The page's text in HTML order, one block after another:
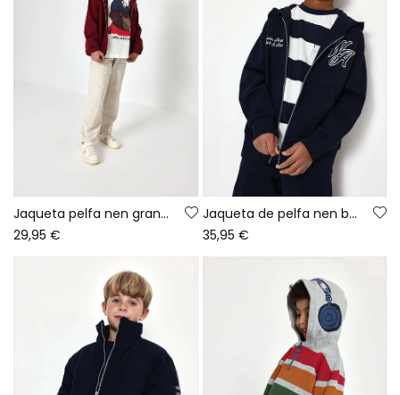
Jaqueta pelfa nen granat estampat Oxford
29,95 €
Jaqueta de pelfa nen blau marí amb caputxa
35,95 €